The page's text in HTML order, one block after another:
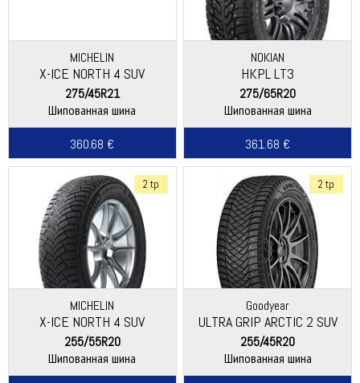
MICHELIN
X-ICE NORTH 4 SUV
275/45R21
Шипованная шина
360.68 €
NOKIAN
HKPL LT3
275/65R20
Шипованная шина
361.68 €
2 tp
MICHELIN
X-ICE NORTH 4 SUV
255/55R20
Шипованная шина
2 tp
Goodyear
ULTRA GRIP ARCTIC 2 SUV
255/45R20
Шипованная шина